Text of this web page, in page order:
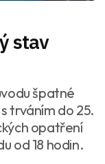
stav
špatné
trváním do 25.
opatření
od 18 hodin.